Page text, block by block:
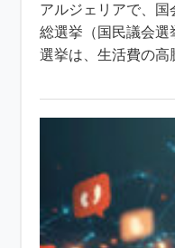
アルジェリアで、
総選挙（国民議会
選挙は、生活費の